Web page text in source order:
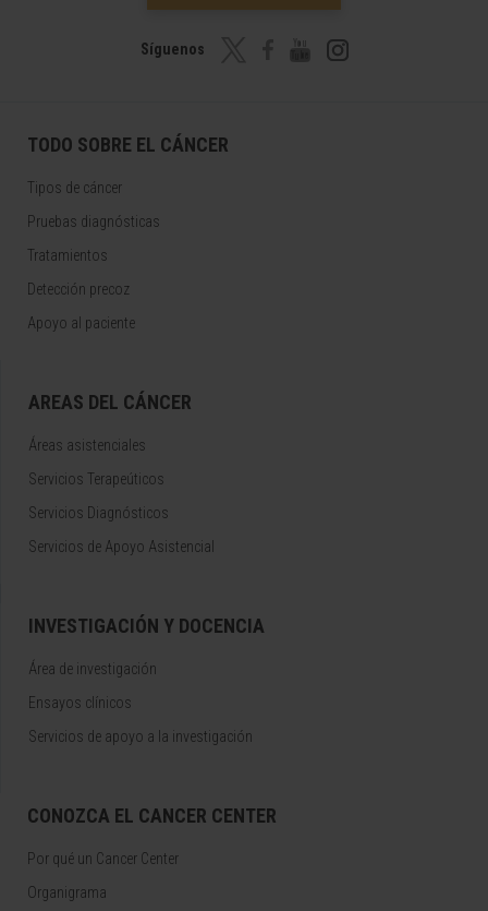
Síguenos
TODO SOBRE EL CÁNCER
Tipos de cáncer
Pruebas diagnósticas
Tratamientos
Detección precoz
Apoyo al paciente
AREAS DEL CÁNCER
Áreas asistenciales
Servicios Terapeúticos
Servicios Diagnósticos
Servicios de Apoyo Asistencial
INVESTIGACIÓN Y DOCENCIA
Área de investigación
Ensayos clínicos
Servicios de apoyo a la investigación
CONOZCA EL CANCER CENTER
Por qué un Cancer Center
Organigrama